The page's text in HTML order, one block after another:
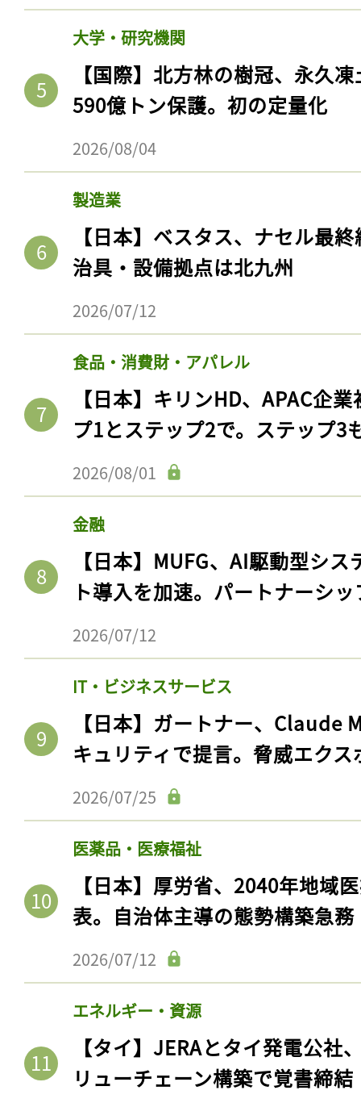
大学・研究機関
【国際】北方林の樹冠、永久
590億トン保護。初の定量化
2026/08/04
製造業
【日本】ベスタス、ナセル最
治具・設備拠点は北九州
2026/07/12
食品・消費財・アパレル
【日本】キリンHD、APAC企
プ1とステップ2で。ステップ3
2026/08/01
金融
【日本】MUFG、AI駆動型シ
ト導入を加速。パートナーシ
2026/07/12
IT・ビジネスサービス
【日本】ガートナー、Claude
キュリティで提言。脅威エク
2026/07/25
医薬品・医療福祉
【日本】厚労省、2040年地域
表。自治体主導の態勢構築急務
2026/07/12
エネルギー・資源
【タイ】JERAとタイ発電公社
リューチェーン構築で覚書締結
記事をお気に入りに
ログインが必